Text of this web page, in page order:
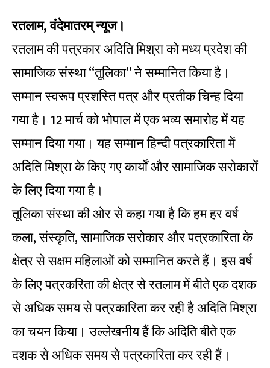
रतलाम, वंदेमातरम् न्यूज।
रतलाम की पत्रकार अदिति मिश्रा को मध्य प्रदेश की
सामाजिक संस्था “तूलिका” ने सम्मानित किया है।
सम्मान स्वरूप प्रशस्ति पत्र और प्रतीक चिन्ह दिया
गया है। 12 मार्च को भोपाल में एक भव्य समारोह में यह
सम्मान दिया गया। यह सम्मान हिन्दी पत्रकारिता में
अदिति मिश्रा के किए गए कार्यों और सामाजिक सरोकारों
के लिए दिया गया है।
तूलिका संस्था की ओर से कहा गया है कि हम हर वर्ष
कला, संस्कृति, सामाजिक सरोकार और पत्रकारिता के
क्षेत्र से सक्षम महिलाओं को सम्मानित करते हैं। इस वर्ष
के लिए पत्रकरिता की क्षेत्र से रतलाम में बीते एक दशक
से अधिक समय से पत्रकारिता कर रही है अदिति मिश्रा
का चयन किया। उल्लेखनीय हैं कि अदिति बीते एक
दशक से अधिक समय से पत्रकारिता कर रही हैं।